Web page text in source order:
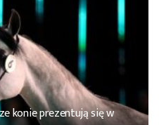
konie prezentują się w